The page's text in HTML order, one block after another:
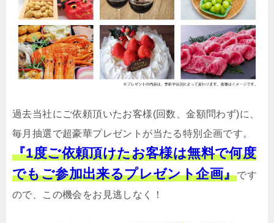
過去当社にご依頼頂いたお客様(回数、金額問わず)に、
毎月抽選で超豪華プレゼントが当たる特別企画です。
『1度ご依頼頂けたお客様は無料で何度
でもご参加出来るプレゼント企画』です
ので、この機会をお見逃しなく！